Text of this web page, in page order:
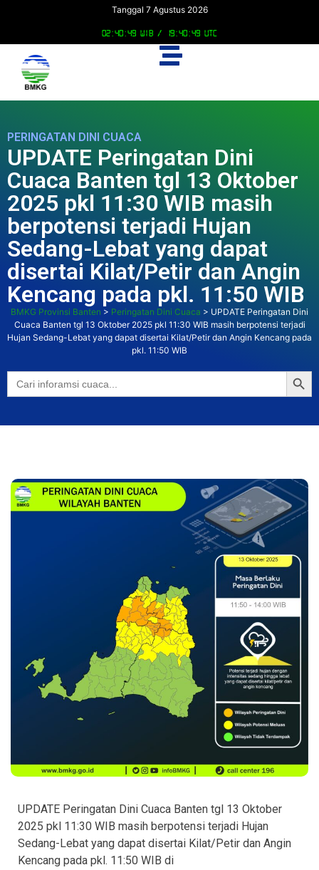
Tanggal 7 Agustus 2026
02:40:50 WIB / 19:40:50 UTC
PERINGATAN DINI CUACA
UPDATE Peringatan Dini
Cuaca Banten tgl 13 Oktober
2025 pkl 11:30 WIB masih
berpotensi terjadi Hujan
Sedang-Lebat yang dapat
disertai Kilat/Petir dan Angin
Kencang pada pkl. 11:50 WIB
BMKG Provinsi Banten > Peringatan Dini Cuaca > UPDATE Peringatan Dini
Cuaca Banten tgl 13 Oktober 2025 pkl 11:30 WIB masih berpotensi terjadi
Hujan Sedang-Lebat yang dapat disertai Kilat/Petir dan Angin Kencang pada
pkl. 11:50 WIB
Search
for:
UPDATE Peringatan Dini Cuaca Banten tgl 13 Oktober
2025 pkl 11:30 WIB masih berpotensi terjadi Hujan
Sedang-Lebat yang dapat disertai Kilat/Petir dan Angin
Kencang pada pkl. 11:50 WIB di